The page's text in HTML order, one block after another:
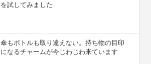
を試してみました
傘もボトルも取り違えない。持ち物の目印
になるチャームが今じわじわ来ています